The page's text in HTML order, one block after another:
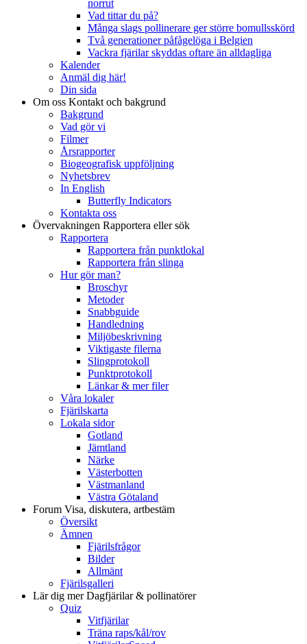
norrut
Vad tittar du på?
Många slags pollinerare ger större bomullsskörd
Två generationer påfågelöga i Belgien
Vackra fjärilar skyddas oftare än alldagliga
Kalender
Anmäl dig här!
Din sida
Om oss Kontakt och bakgrund
Bakgrund
Vad gör vi
Filmer
Årsrapporter
Biogeografisk uppföljning
Nyhetsbrev
In English
Butterfly Indicators
Kontakta oss
Övervakningen Rapportera eller sök
Rapportera
Rapportera från punktlokal
Rapportera från slinga
Hur gör man?
Broschyr
Metoder
Snabbguide
Handledning
Miljöbeskrivning
Viktigaste filerna
Slingprotokoll
Punktprotokoll
Länkar & mer filer
Våra lokaler
Fjärilskarta
Lokala sidor
Gotland
Jämtland
Närke
Västerbotten
Västmanland
Västra Götaland
Forum Visa, diskutera, artbestäm
Översikt
Ämnen
Fjärilsfrågor
Bilder
Allmänt
Fjärilsgalleri
Lär dig merDagfjärilar & pollinatörer
Quiz
Vitfjärilar
Träna raps/kål/rov